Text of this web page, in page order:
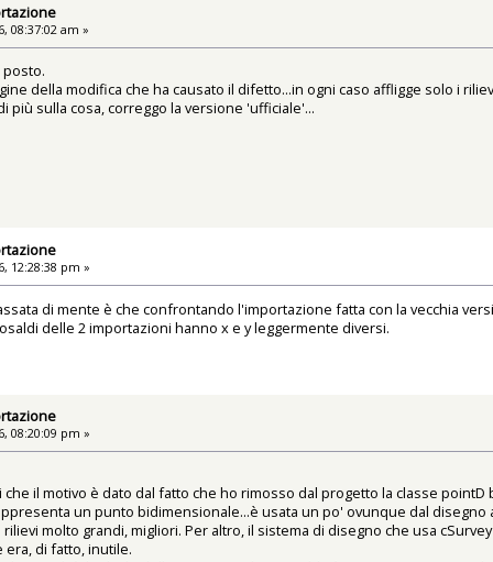
08:37:02 am »
posto.
della modifica che ha causato il difetto...in ogni caso affligge solo i
più sulla cosa, correggo la versione 'ufficiale'...
12:28:38 pm »
di mente è che confrontando l'importazione fatta con la vecchia
delle 2 importazioni hanno x e y leggermente diversi.
08:20:09 pm »
il motivo è dato dal fatto che ho rimosso dal progetto la classe
un punto bidimensionale...è usata un po' ovunque dal
molto grandi, migliori. Per altro, il sistema di disegno che usa
di fatto, inutile.